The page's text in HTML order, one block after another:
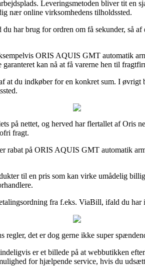
Leveringsmetoden bliver tit en
nær online virksomhedens tilholdssted.
brug for ordren om få sekunder, så af
ORIS AQUIS GMT automatik
kan nå at få varerne hen til
at du indkøber for en konkret sum. I
på nettet, og herved har flertallet af Oris
fragt.
rabat på ORIS AQUIS GMT automatik
til en pris som kan virke umådelig
fra f.eks. ViaBill, ifald du har
regler, det er dog gerne ikke super
er et billede på at webbutikken
for hjælpende service, hvis du